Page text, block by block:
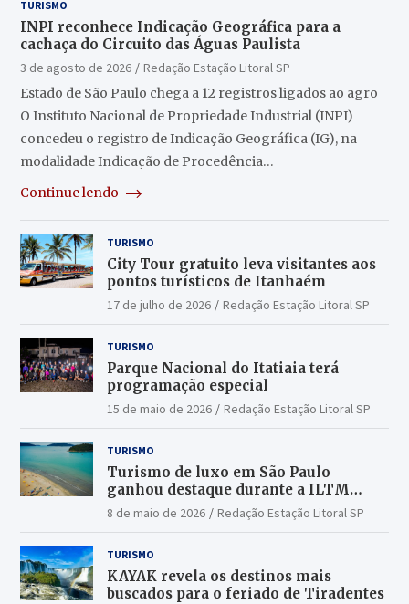
TURISMO
INPI reconhece Indicação Geográfica para a
cachaça do Circuito das Águas Paulista
3 de agosto de 2026
Redação Estação Litoral SP
Estado de São Paulo chega a 12 registros ligados ao agro
O Instituto Nacional de Propriedade Industrial (INPI)
concedeu o registro de Indicação Geográfica (IG), na
modalidade Indicação de Procedência…
Continue lendo
TURISMO
City Tour gratuito leva visitantes aos
pontos turísticos de Itanhaém
17 de julho de 2026 Redação Estação Litoral SP
TURISMO
Parque Nacional do Itatiaia terá
programação especial
15 de maio de 2026 Redação Estação Litoral SP
TURISMO
Turismo de luxo em São Paulo
ganhou destaque durante a ILTM
Latin America 2026
8 de maio de 2026 Redação Estação Litoral SP
TURISMO
KAYAK revela os destinos mais
buscados para o feriado de Tiradentes